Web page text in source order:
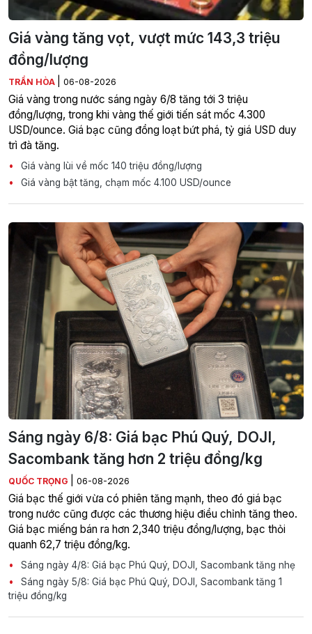
Giá vàng tăng vọt, vượt mức 143,3 triệu
đồng/lượng
TRẦN HÒA 06-08-2026
Giá vàng trong nước sáng ngày 6/8 tăng tới 3 triệu
đồng/lượng, trong khi vàng thế giới tiến sát mốc 4.300
USD/ounce. Giá bạc cũng đồng loạt bứt phá, tỷ giá USD duy
trì đà tăng.
Giá vàng lùi về mốc 140 triệu đồng/lượng
Giá vàng bật tăng, chạm mốc 4.100 USD/ounce
Sáng ngày 6/8: Giá bạc Phú Quý, DOJI,
Sacombank tăng hơn 2 triệu đồng/kg
QUỐC TRỌNG 06-08-2026
Giá bạc thế giới vừa có phiên tăng mạnh, theo đó giá bạc
trong nước cũng được các thương hiệu điều chỉnh tăng theo.
Giá bạc miếng bán ra hơn 2,340 triệu đồng/lượng, bạc thỏi
quanh 62,7 triệu đồng/kg.
Sáng ngày 4/8: Giá bạc Phú Quý, DOJI, Sacombank tăng nhẹ
Sáng ngày 5/8: Giá bạc Phú Quý, DOJI, Sacombank tăng 1
triệu đồng/kg